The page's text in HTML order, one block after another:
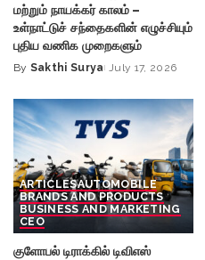
மற்றும் நாயக்கர் காலம் –
உள்நாட்டுச் சந்தைகளின் எழுச்சியும்
புதிய வணிக முறைகளும்
Posted
By Sakthi Surya July 17, 2026
ARTICLESAUTOMOBILE
BRANDS AND PRODUCTS
BUSINESS AND MARKETING
CEO
குளோபல் டிராக்கில் டிவிஎஸ்